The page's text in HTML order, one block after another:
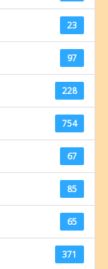
23
97
228
754
67
85
65
371